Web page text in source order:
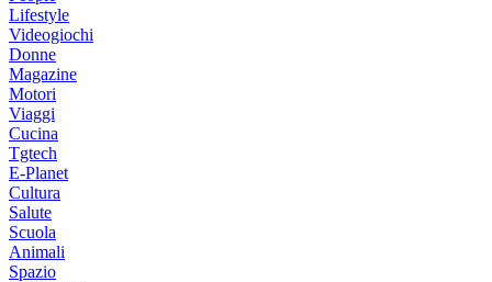
Lifestyle
Videogiochi
Donne
Magazine
Motori
Viaggi
Cucina
Tgtech
E-Planet
Cultura
Salute
Scuola
Animali
Spazio